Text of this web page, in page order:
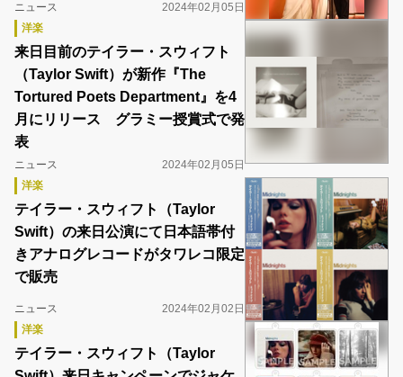
ニュース
2024年02月05日
洋楽
来日目前のテイラー・スウィフト
（Taylor Swift）が新作『The
Tortured Poets Department』を4
月にリリース グラミー授賞式で発
表
ニュース
2024年02月05日
洋楽
テイラー・スウィフト（Taylor
Swift）の来日公演にて日本語帯付
きアナログレコードがタワレコ限定
で販売
ニュース
2024年02月02日
洋楽
テイラー・スウィフト（Taylor